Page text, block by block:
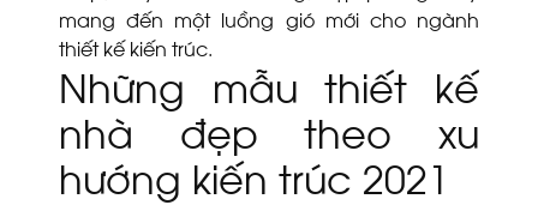
mang đến một luồng gió mới cho ngành
thiết kế kiến trúc.
Những mẫu thiết kế
nhà đẹp theo xu
hướng kiến trúc 2021